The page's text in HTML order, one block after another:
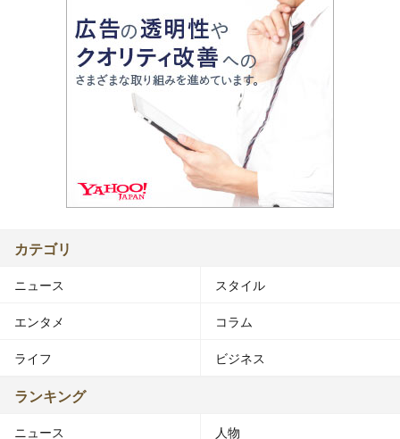
カテゴリ
ニュース スタイル
エンタメ コラム
ライフ ビジネス
ランキング
ニュース 人物